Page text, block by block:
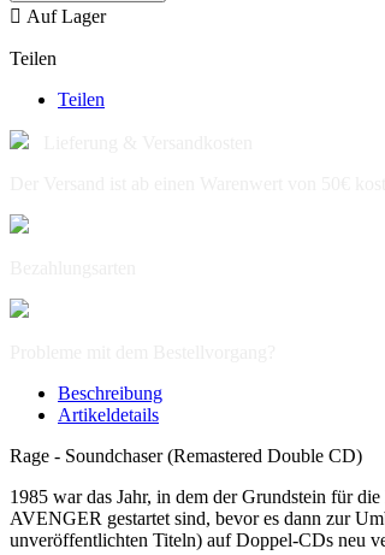
 Auf Lager
Teilen
Teilen
Beschreibung
Artikeldetails
Rage - Soundchaser (Remastered Double CD)
1985 war das Jahr, in dem der Grundstein für
AVENGER gestartet sind, bevor es dann zur
unveröffentlichten Titeln) auf Doppel-CDs neu